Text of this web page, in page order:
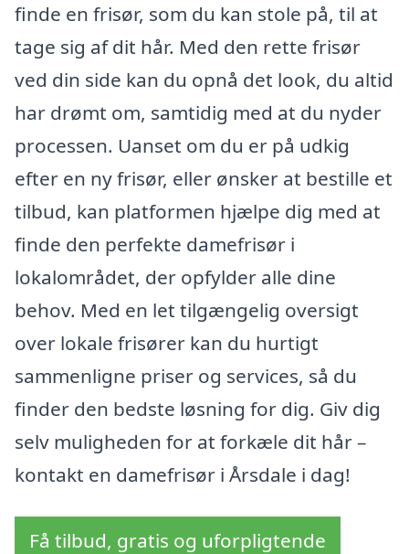
finde en frisør, som du kan stole på, til at
tage sig af dit hår. Med den rette frisør
ved din side kan du opnå det look, du altid
har drømt om, samtidig med at du nyder
processen. Uanset om du er på udkig
efter en ny frisør, eller ønsker at bestille et
tilbud, kan platformen hjælpe dig med at
finde den perfekte damefrisør i
lokalområdet, der opfylder alle dine
behov. Med en let tilgængelig oversigt
over lokale frisører kan du hurtigt
sammenligne priser og services, så du
finder den bedste løsning for dig. Giv dig
selv muligheden for at forkæle dit hår –
kontakt en damefrisør i Årsdale i dag!
Få tilbud, gratis og uforpligtende